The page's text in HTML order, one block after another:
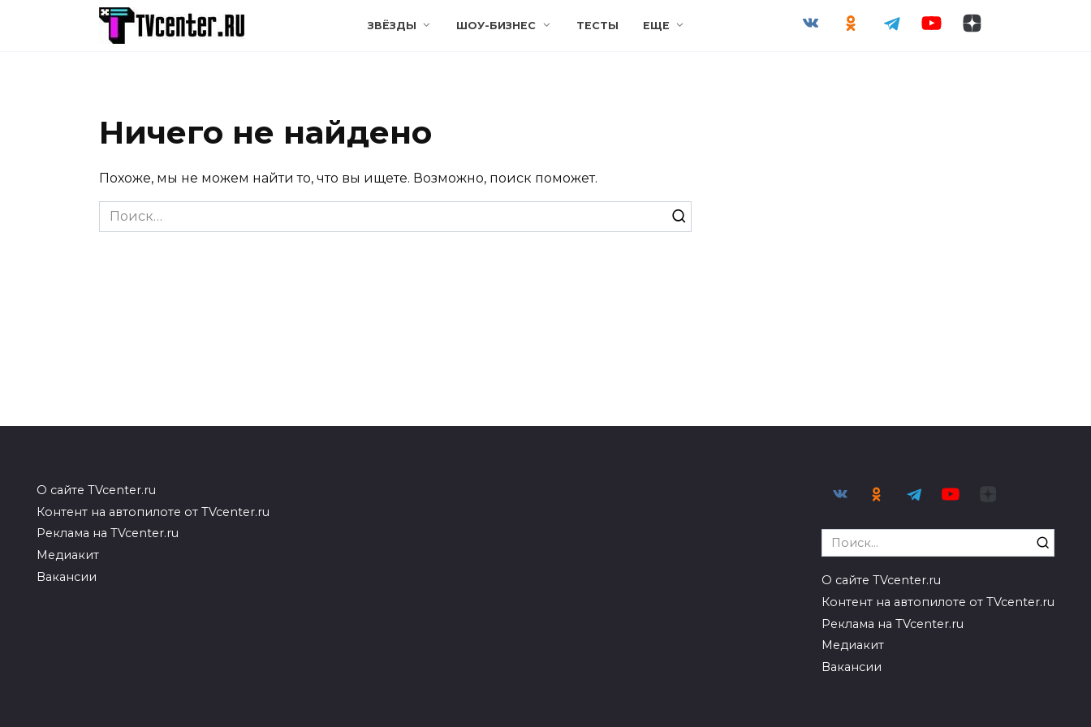
ЗВЁЗДЫ ШОУ-БИЗНЕС ТЕСТЫ ЕЩЕ
Ничего не найдено
Похоже, мы не можем найти то, что вы ищете. Возможно, поиск поможет.
Search
for:
О сайте TVcenter.ru
Контент на автопилоте от TVcenter.ru
Реклама на TVcenter.ru
Медиакит
Вакансии
Search
for:
О сайте TVcenter.ru
Контент на автопилоте от TVcenter.ru
Реклама на TVcenter.ru
Медиакит
Вакансии